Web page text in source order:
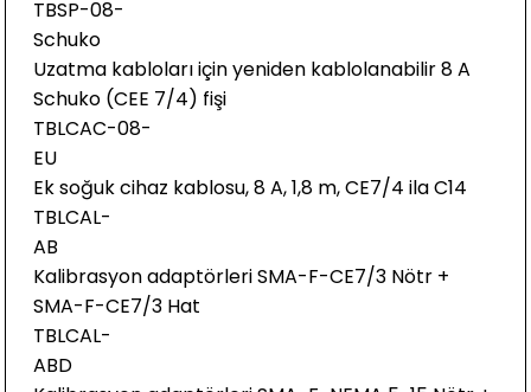
TBSP-08-
Schuko
Uzatma kabloları için yeniden kablolanabilir 8 A
Schuko (CEE 7/4) fişi
TBLCAC-08-
EU
Ek soğuk cihaz kablosu, 8 A, 1,8 m, CE7/4 ila C14
TBLCAL-
AB
Kalibrasyon adaptörleri SMA-F-CE7/3 Nötr +
SMA-F-CE7/3 Hat
TBLCAL-
ABD